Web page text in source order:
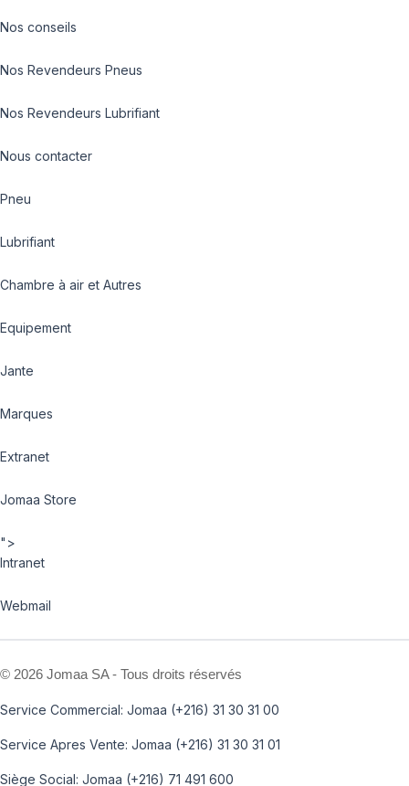
Nos conseils
Nos Revendeurs Pneus
Nos Revendeurs Lubrifiant
Nous contacter
Pneu
Lubrifiant
Chambre à air et Autres
Equipement
Jante
Marques
Extranet
Jomaa Store
">
Intranet
Webmail
© 2026 Jomaa SA - Tous droits réservés
Service Commercial: Jomaa (+216) 31 30 31 00
Service Apres Vente: Jomaa (+216) 31 30 31 01
Siège Social: Jomaa (+216) 71 491 600